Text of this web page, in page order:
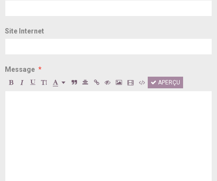
Site Internet
Message
APERÇU